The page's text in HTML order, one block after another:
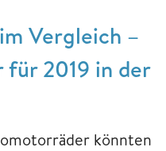
Vergleich –
2019 in der
könnten